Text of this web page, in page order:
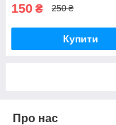
150 ₴ 250 ₴
Купити
Про нас